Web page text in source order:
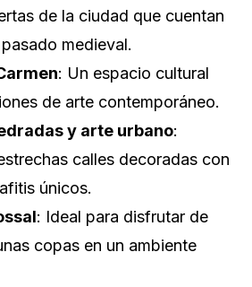
de la ciudad que cuentan
medieval.
: Un espacio cultural
de arte contemporáneo.
y arte urbano:
calles decoradas con
únicos.
: Ideal para disfrutar de
copas en un ambiente